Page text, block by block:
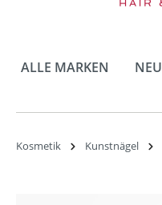
ALLE MARKEN NEU
Kosmetik Kunstnägel